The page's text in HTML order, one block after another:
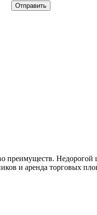
преимуществ. Недорогой
и аренда торговых